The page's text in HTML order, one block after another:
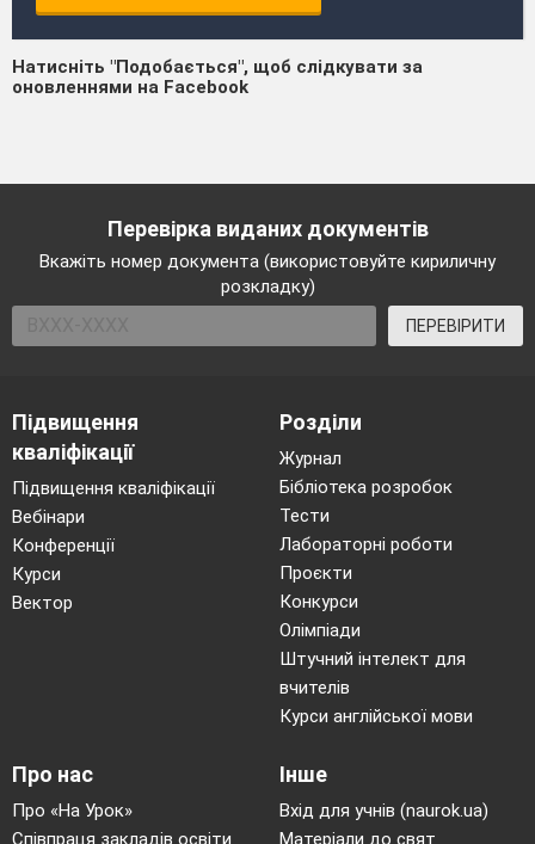
Натисніть "Подобається", щоб слідкувати за
оновленнями на Facebook
Перевірка виданих документів
Вкажіть номер документа (використовуйте кириличну
розкладку)
ПЕРЕВІРИТИ
Підвищення
кваліфікації
Підвищення кваліфікації
Вебінари
Конференції
Курси
Вектор
Розділи
Журнал
Бібліотека розробок
Тести
Лабораторні роботи
Проєкти
Конкурси
Олімпіади
Штучний інтелект для
вчителів
Курси англійської мови
Про нас
Про «На Урок»
Співпраця закладів освіти
Інше
Вхід для учнів (naurok.ua)
Матеріали до свят